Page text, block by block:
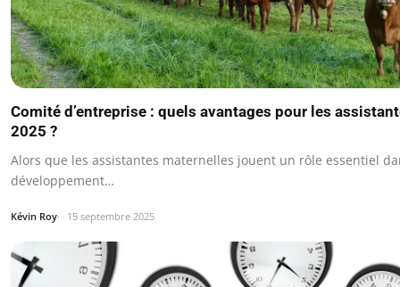
Comité d’entreprise : quels avantages pour les
2025 ?
Alors que les assistantes maternelles jouent un rôle essentiel
développement…
Kévin Roy 15 septembre 2025